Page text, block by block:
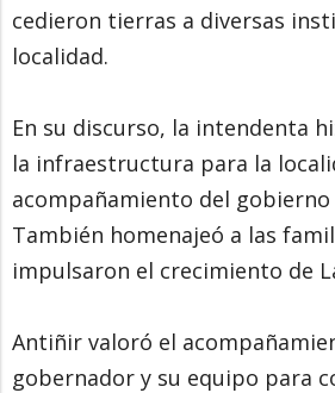
cedieron tierras a diversas
localidad.
En su discurso, la intendenta
la infraestructura para la
acompañamiento del
También homenajeó a las
impulsaron el crecimiento de
Antiñir valoró el
gobernador y su equipo para